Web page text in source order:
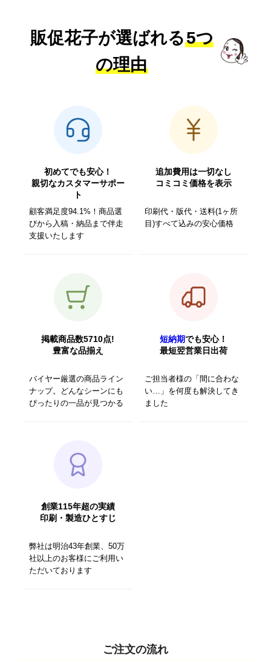
販促花子が選ばれる5つ
の理由
初めてでも安心！
親切なカスタマーサポー
ト
顧客満足度94.1%！商品選
びから入稿・納品まで伴走
支援いたします
追加費用は一切なし
コミコミ価格を表示
印刷代・版代・送料(1ヶ所
目)すべて込みの安心価格
掲載商品数5710点!
豊富な品揃え
バイヤー厳選の商品ライン
ナップ。どんなシーンにも
ぴったりの一品が見つかる
短納期でも安心！
最短翌営業日出荷
ご担当者様の「間に合わな
い…」を何度も解決してき
ました
創業115年超の実績
印刷・製造ひとすじ
弊社は明治43年創業、50万
社以上のお客様にご利用い
ただいております
ご注文の流れ